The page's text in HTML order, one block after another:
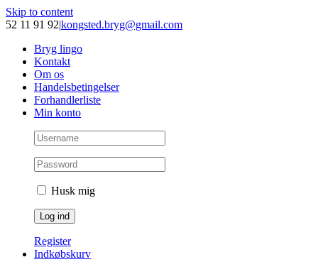
Skip to content
52 11 91 92|kongsted.bryg@gmail.com
Bryg lingo
Kontakt
Om os
Handelsbetingelser
Forhandlerliste
Min konto
Husk mig
Register
Indkøbskurv